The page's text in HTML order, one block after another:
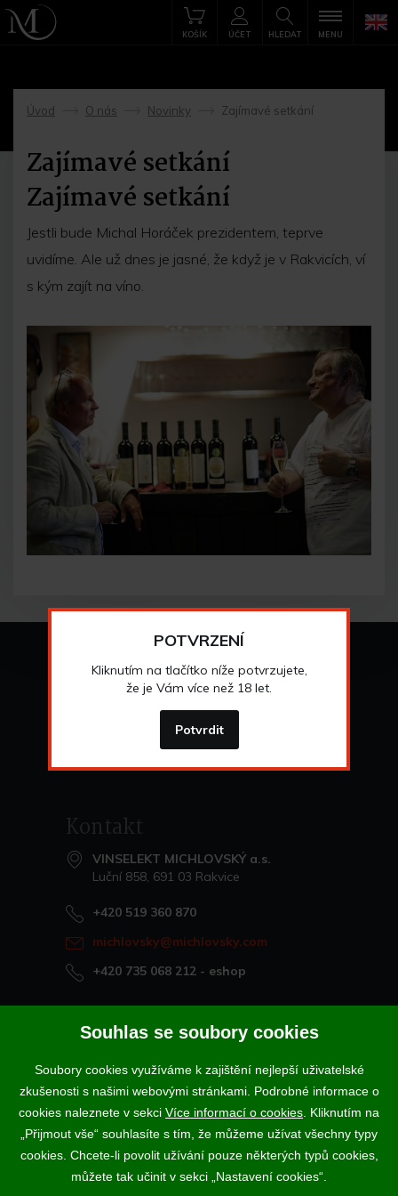
HLEDAT
KOŠÍK ÚČET MENU
Úvod
->
O nás
->
Novinky
->
Zajímavé setkání
Zajímavé setkání
Zajímavé setkání
Jestli bude Michal Horáček prezidentem, teprve
uvidíme. Ale už dnes je jasné, že když je v Rakvicích, ví
s kým zajít na víno.
Vše o nákupu
Všeobecné obchodnípodmínky
Možnosti osobníhoodběru
dopravy
>
>
Kontakt
VINSELEKT MICHLOVSKÝ a.s.
Luční 858, 691 03 Rakvice
+420 519 360 870
michlovsky@michlovsky.com
+420 735 068 212 - eshop
Naše vína offline
Vinotéka Rakvice
>
Vinotéky a degustační centra
>
Podle zákona o evidenci tržeb je prodávající povinen vystavit
kupujícímu účtenku. Zároveň je povinen zaevidovat přijatou tržbu u
správce daně online; v případě technického výpadku pak nejpozději do
POTVRZENÍ
Kliknutím na tlačítko níže potvrzujete,
že je Vám více než 18 let.
Potvrdit
Souhlas se soubory cookies
Soubory cookies využíváme k zajištění nejlepší uživatelské
zkušenosti s našimi webovými stránkami. Podrobné informace o
cookies naleznete v sekci Více informací o cookies . Kliknutím na
„Přijmout vše“ souhlasíte s tím, že můžeme užívat všechny typy
cookies. Chcete-li povolit užívání pouze některých typů cookies,
můžete tak učinit v sekci „Nastavení cookies“.